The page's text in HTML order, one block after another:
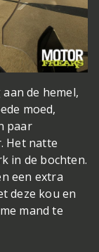
de hemel,
moed,
paar
Het natte
in de bochten.
een extra
deze kou en
mand te